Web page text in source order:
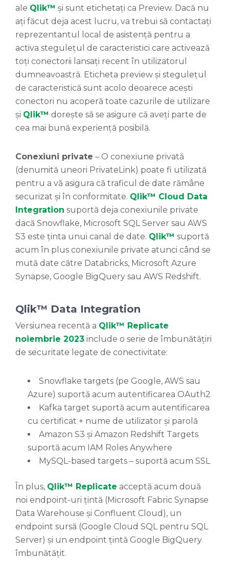
ale Qlik™ și sunt etichetați ca Preview. Dacă nu
ați făcut deja acest lucru, va trebui să contactați
reprezentantul local de asistență pentru a
activa stegulețul de caracteristici care activează
toți conectorii lansați recent în utilizatorul
dumneavoastră. Eticheta preview și stegulețul
de caracteristică sunt acolo deoarece acești
conectori nu acoperă toate cazurile de utilizare
și Qlik™ dorește să se asigure că aveți parte de
cea mai bună experiență posibilă.
Conexiuni private – O conexiune privată
(denumită uneori PrivateLink) poate fi utilizată
pentru a vă asigura că traficul de date rămâne
securizat și în conformitate. Qlik™ Cloud Data
Integration suportă deja conexiunile private
dacă Snowflake, Microsoft SQL Server sau AWS
S3 este ținta unui canal de date. Qlik™ suportă
acum în plus conexiunile private atunci când se
mută date către Databricks, Microsoft Azure
Synapse, Google BigQuery sau AWS Redshift.
Qlik™ Data Integration
Versiunea recentă a Qlik™ Replicate
noiembrie 2023 include o serie de îmbunătățiri
de securitate legate de conectivitate:
Snowflake targets (pe Google, AWS sau
Azure) suportă acum autentificarea OAuth2
Kafka target suportă acum autentificarea
cu certificat + nume de utilizator și parolă
Amazon S3 și Amazon Redshift Targets
suportă acum IAM Roles Anywhere
MySQL-based targets – suportă acum SSL
În plus, Qlik™ Replicate acceptă acum două
noi endpoint-uri țintă (Microsoft Fabric Synapse
Data Warehouse și Confluent Cloud), un
endpoint sursă (Google Cloud SQL pentru SQL
Server) și un endpoint țintă Google BigQuery
îmbunătățit.